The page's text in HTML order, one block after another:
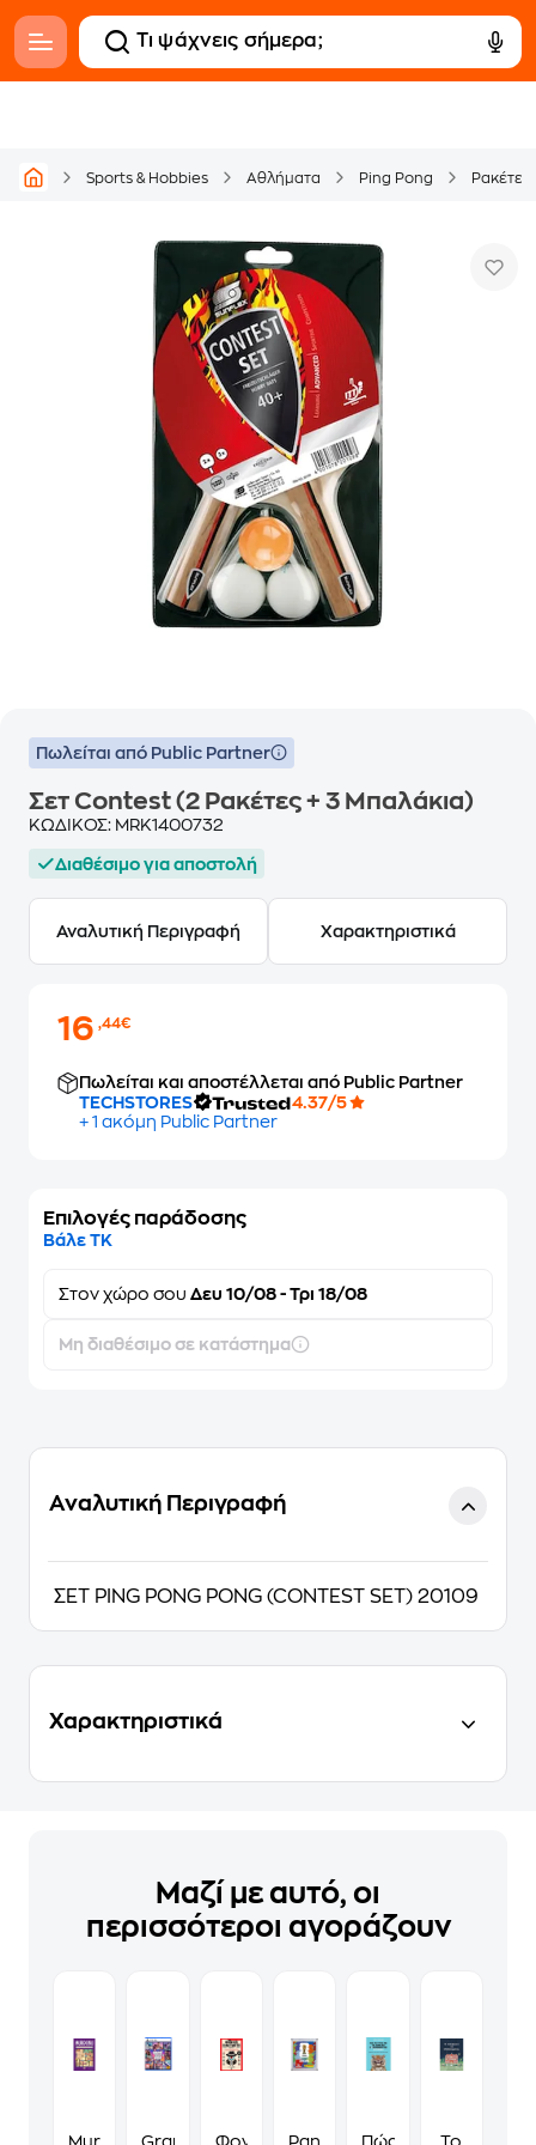
Sports & Hobbies Αθλήματα Ping Pong Ρακέτες
Πωλείται από Public Partner
Σετ Contest (2 Ρακέτες + 3 Μπαλάκια)
ΚΩΔΙΚΟΣ: MRK1400732
Διαθέσιμο για αποστολή
Αναλυτική Περιγραφή Χαρακτηριστικά
16,44€
Πωλείται και αποστέλλεται από Public Partner
TECHSTORES
4.37/5
+ 1 ακόμη Public Partner
Επιλογές παράδοσης
Βάλε ΤΚ
Στον χώρο σου Δευ 10/08 - Τρι 18/08
Μη διαθέσιμο σε κατάστημα
Αναλυτική Περιγραφή
ΣΕΤ PING PONG PONG (CONTEST SET) 20109
Χαρακτηριστικά
Μαζί με αυτό, οι
περισσότεροι αγοράζουν
MurdokuGrand
Φονικά
Panini
Πώς
Το